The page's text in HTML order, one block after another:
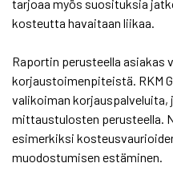
tarjoaa myös suosituksia
kosteutta havaitaan liikaa.
Raportin perusteella
korjaustoimenpiteistä. RKM
valikoiman
mittaustulosten perusteella.
esimerkiksi
muodostumisen estäminen.